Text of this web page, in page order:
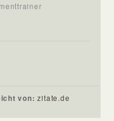
von:zitate.de